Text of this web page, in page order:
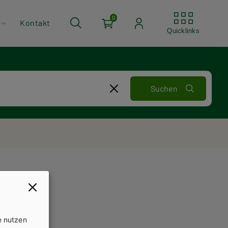
Kontakt
0
Quicklinks
nutzen